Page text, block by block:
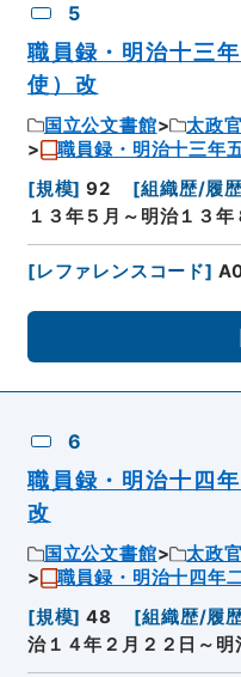
5
職員録・明治十三
使）改
国立公文書館 太政
職員録・明治十三年
[規模] 92 [組織歴/履歴
１３年５月～明治１３年
[レファレンスコード]
6
職員録・明治十四
改
国立公文書館 太政
職員録・明治十四年
[規模] 48 [組織歴/履
治１４年２月２２日～明